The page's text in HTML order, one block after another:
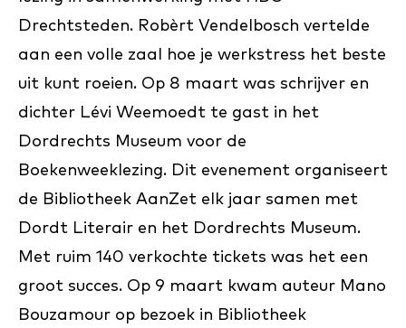
Drechtsteden. Robèrt Vendelbosch vertelde
aan een volle zaal hoe je werkstress het beste
uit kunt roeien. Op 8 maart was schrijver en
dichter Lévi Weemoedt te gast in het
Dordrechts Museum voor de
Boekenweeklezing. Dit evenement organiseert
de Bibliotheek AanZet elk jaar samen met
Dordt Literair en het Dordrechts Museum.
Met ruim 140 verkochte tickets was het een
groot succes. Op 9 maart kwam auteur Mano
Bouzamour op bezoek in Bibliotheek